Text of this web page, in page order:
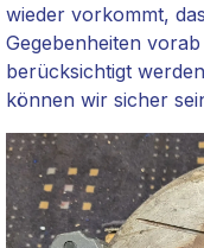
wieder vorkommt,
Gegebenheiten
berücksichtigt
können wir sicher